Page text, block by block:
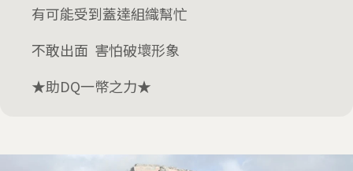
有可能受到蓋達組織幫忙
不敢出面 害怕破壞形象
★助DQ一幣之力★